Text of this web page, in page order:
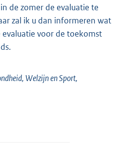
de zomer de evaluatie te
zal ik u dan informeren wat
evaluatie voor de toekomst
Welzijn en Sport,